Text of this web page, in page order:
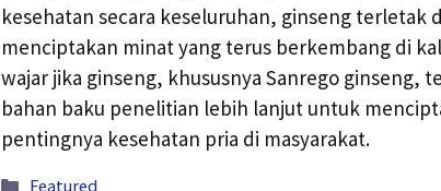
kesehatan secara keseluruhan, ginseng terletak
menciptakan minat yang terus berkembang di
wajar jika ginseng, khususnya Sanrego ginseng,
bahan baku penelitian lebih lanjut untuk
pentingnya kesehatan pria di masyarakat.
Kategori
Featured